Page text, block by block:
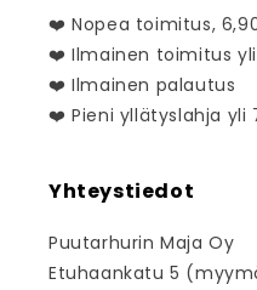
❤️ Nopea toimitus,
❤️ Ilmainen toimitus yli
❤️ Ilmainen palautus
❤️ Pieni yllätyslahja yli
Yhteystiedot
Puutarhurin Maja Oy
Etuhaankatu 5